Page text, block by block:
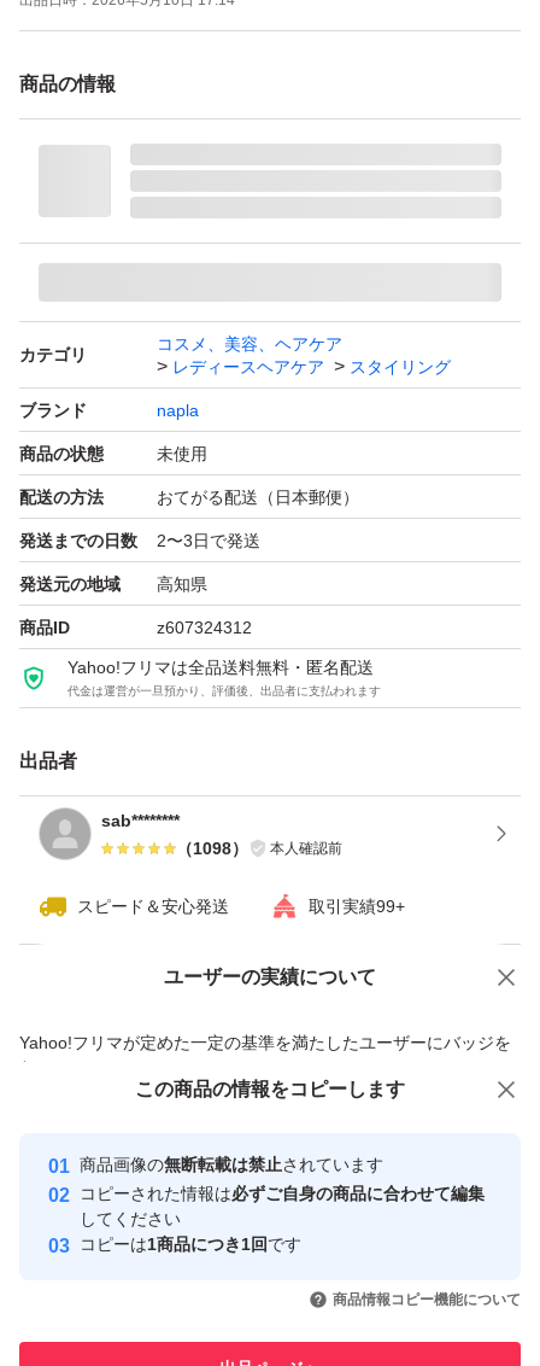
商品の情報
カテゴリ
コスメ、美容、ヘアケア
レディースヘアケア
スタイリング
ブランド napla
商品の状態 未使用
配送の方法 おてがる配送（日本郵便）
発送までの日数 2〜3日で発送
発送元の地域 高知県
商品ID z607324312
Yahoo!フリマは全品送料無料・匿名配送
代金は運営が一旦預かり、評価後、出品者に支払われます
出品者
sab********
（1098） 本人確認前
スピード＆安心発送 取引実績99+
ユーザーの実績について
Yahoo!フリマが定めた一定の基準を満たしたユーザーにバッジを
付与しています
安心取引出品者
心・安全なユーザーです
取引実績
引を完了させた実績があります
価格の相談 商品への質問
この商品の情報をコピーします
商品画像の無断転載は禁止されています
コピーされた情報は必ずご自身の商品に合わせて編集
してください
コピーは1商品につき1回です
商品情報コピー機能について
この商品をみている人にオススメ